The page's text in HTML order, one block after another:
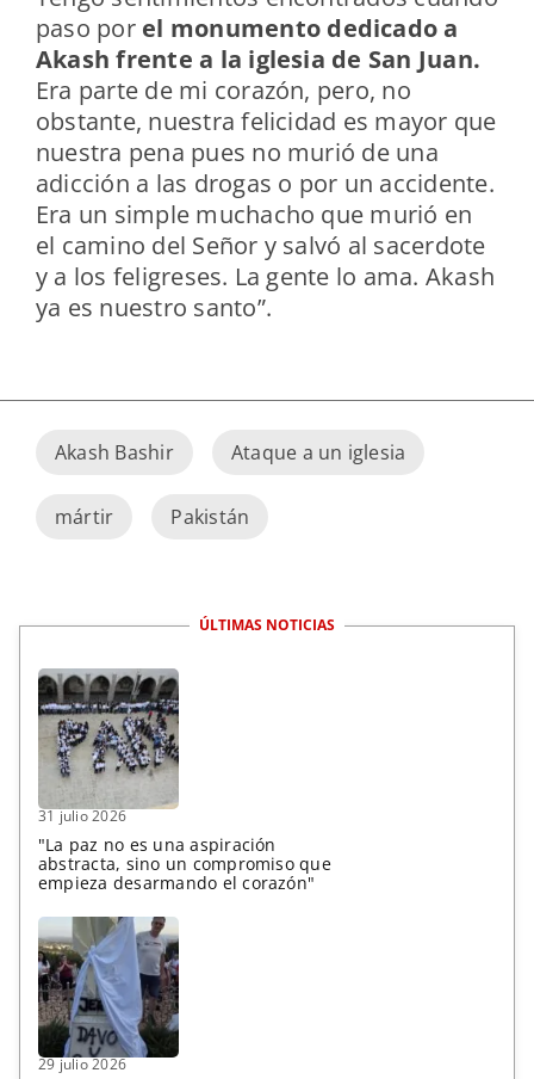
paso por el monumento dedicado a
Akash frente a la iglesia de San Juan.
Era parte de mi corazón, pero, no
obstante, nuestra felicidad es mayor que
nuestra pena pues no murió de una
adicción a las drogas o por un accidente.
Era un simple muchacho que murió en
el camino del Señor y salvó al sacerdote
y a los feligreses. La gente lo ama. Akash
ya es nuestro santo”.
Akash Bashir Ataque a un iglesia
mártir Pakistán
ÚLTIMAS NOTICIAS
31 julio 2026
"La paz no es una aspiración
abstracta, sino un compromiso que
empieza desarmando el corazón"
29 julio 2026